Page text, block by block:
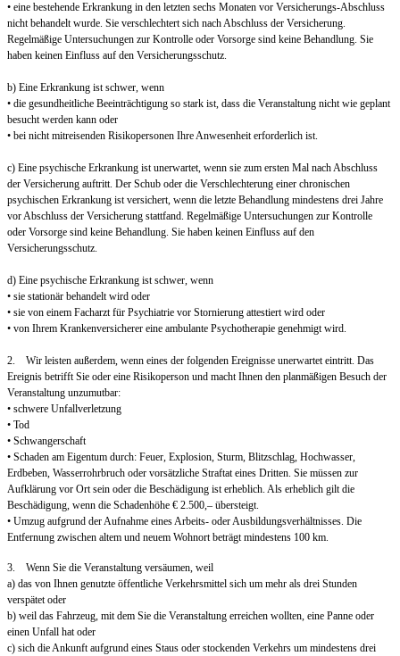
• eine bestehende Erkrankung in den letzten sechs Monaten vor Versicherungs-Abschluss
nicht behandelt wurde. Sie verschlechtert sich nach Abschluss der Versicherung.
Regelmäßige Untersuchungen zur Kontrolle oder Vorsorge sind keine Behandlung. Sie
haben keinen Einfluss auf den Versicherungsschutz.
b) Eine Erkrankung ist schwer, wenn
• die gesundheitliche Beeinträchtigung so stark ist, dass die Veranstaltung nicht wie geplant
besucht werden kann oder
• bei nicht mitreisenden Risikopersonen Ihre Anwesenheit erforderlich ist.
c) Eine psychische Erkrankung ist unerwartet, wenn sie zum ersten Mal nach Abschluss
der Versicherung auftritt. Der Schub oder die Verschlechterung einer chronischen
psychischen Erkrankung ist versichert, wenn die letzte Behandlung mindestens drei Jahre
vor Abschluss der Versicherung stattfand. Regelmäßige Untersuchungen zur Kontrolle
oder Vorsorge sind keine Behandlung. Sie haben keinen Einfluss auf den
Versicherungsschutz.
d) Eine psychische Erkrankung ist schwer, wenn
• sie stationär behandelt wird oder
• sie von einem Facharzt für Psychiatrie vor Stornierung attestiert wird oder
• von Ihrem Krankenversicherer eine ambulante Psychotherapie genehmigt wird.
2. Wir leisten außerdem, wenn eines der folgenden Ereignisse unerwartet eintritt. Das
Ereignis betrifft Sie oder eine Risikoperson und macht Ihnen den planmäßigen Besuch der
Veranstaltung unzumutbar:
• schwere Unfallverletzung
• Tod
• Schwangerschaft
• Schaden am Eigentum durch: Feuer, Explosion, Sturm, Blitzschlag, Hochwasser,
Erdbeben, Wasserrohrbruch oder vorsätzliche Straftat eines Dritten. Sie müssen zur
Aufklärung vor Ort sein oder die Beschädigung ist erheblich. Als erheblich gilt die
Beschädigung, wenn die Schadenhöhe € 2.500,– übersteigt.
• Umzug aufgrund der Aufnahme eines Arbeits- oder Ausbildungsverhältnisses. Die
Entfernung zwischen altem und neuem Wohnort beträgt mindestens 100 km.
3. Wenn Sie die Veranstaltung versäumen, weil
a) das von Ihnen genutzte öffentliche Verkehrsmittel sich um mehr als drei Stunden
verspätet oder
b) weil das Fahrzeug, mit dem Sie die Veranstaltung erreichen wollten, eine Panne oder
einen Unfall hat oder
c) sich die Ankunft aufgrund eines Staus oder stockenden Verkehrs um mindestens drei